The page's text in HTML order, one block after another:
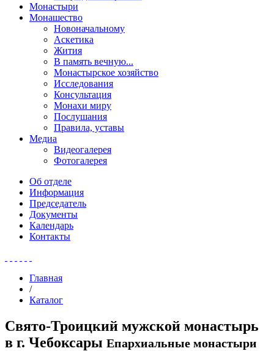
Монастыри
Монашество
Новоначальному
Аскетика
Жития
В память вечную...
Монастырское хозяйство
Исследования
Консультация
Монахи миру
Послушания
Правила, уставы
Медиа
Видеогалерея
Фотогалерея
Об отделе
Информация
Председатель
Документы
Календарь
Контакты
Главная
/
Каталог
Свято-Троицкий мужской монастырь
в г. Чебоксары Епархиальные монастыри